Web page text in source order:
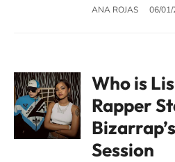
ANA ROJAS 06/
Who is
Rapper
Session